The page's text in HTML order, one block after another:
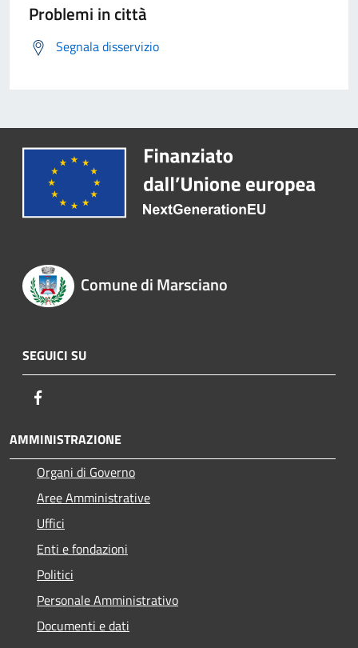
Problemi in città
Segnala disservizio
Comune di Marsciano
SEGUICI SU
AMMINISTRAZIONE
Organi di Governo
Aree Amministrative
Uffici
Enti e fondazioni
Politici
Personale Amministrativo
Documenti e dati